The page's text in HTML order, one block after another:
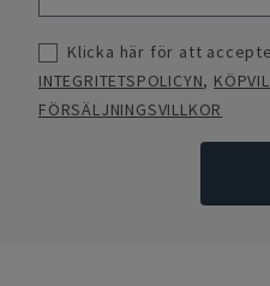
Klicka här för att
INTEGRITETSPOLICYN,
FÖRSÄLJNINGSVILLKOR